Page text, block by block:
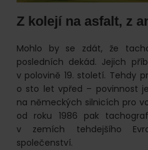
Z kolejí na asfalt, z
Mohlo by se zdát, že
posledních dekád. Jejich
v polovině 19. století. Tehdy
o sto let vpřed – povinnost
na německých silnicích pro
od roku 1986 pak
v zemích tehdejšího
společenství.